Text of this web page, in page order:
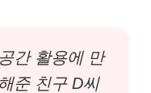
간 활용에 만
준 친구 D씨